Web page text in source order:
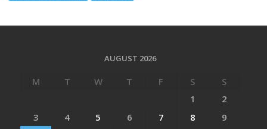
AUGUST 2026
M T W T F S
S
1
2
3
4 5 6 7 8
9